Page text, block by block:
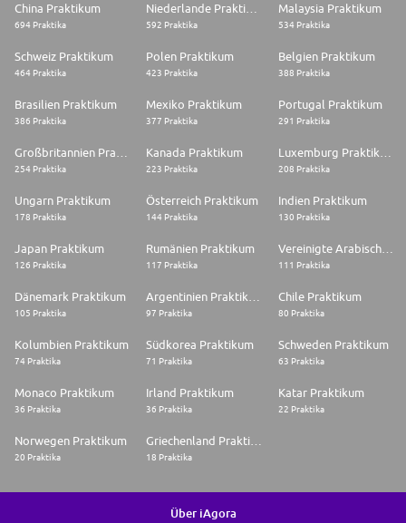
China Praktikum
694 Praktika 592 Praktika
Malaysia Praktikum
534 Praktika
Schweiz Praktikum
464 Praktika
Polen Praktikum
423 Praktika
Belgien Praktikum
388 Praktika
Brasilien Praktikum
386 Praktika
Mexiko Praktikum
377 Praktika
Portugal Praktikum
291 Praktika
254 Praktika
Kanada Praktikum
223 Praktika 208 Praktika
Ungarn Praktikum
178 Praktika
Österreich Praktikum
144 Praktika
Indien Praktikum
130 Praktika
Japan Praktikum
126 Praktika
Rumänien Praktikum
117 Praktika
Vereinigte Arabische Emirate Praktikum
111 Praktika
Dänemark Praktikum
105 Praktika 97 Praktika
Chile Praktikum
80 Praktika
Kolumbien Praktikum
74 Praktika
Südkorea Praktikum
71 Praktika
Schweden Praktikum
63 Praktika
Monaco Praktikum
36 Praktika
Irland Praktikum
36 Praktika
Katar Praktikum
22 Praktika
Norwegen Praktikum
20 Praktika 18 Praktika
Über iAgora